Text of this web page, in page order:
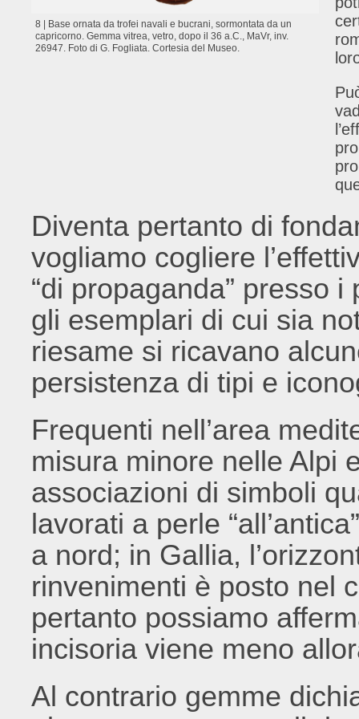
8 | Base ornata da trofei navali e bucrani, sormontata da un
capricorno. Gemma vitrea, vetro, dopo il 36 a.C., MaVr, inv.
26947. Foto di G. Fogliata. Cortesia del Museo.
Diventa pertanto di
vogliamo cogliere
“di propaganda” presso
gli esemplari di cui sia
riesame si ricavano
persistenza di tipi e
Frequenti nell’area
misura minore nelle Alpi
associazioni di simboli
lavorati a perle
a nord; in Gallia,
rinvenimenti è posto nel
pertanto possiamo
incisoria viene meno
Al contrario gemme